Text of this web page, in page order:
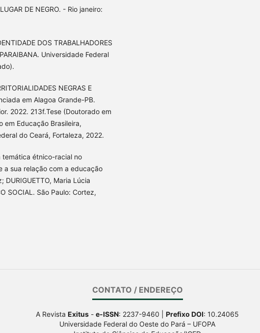
DE NEGRO. - Rio janeiro:
DOS TRABALHADORES
Universidade Federal
NEGRAS E
em Alagoa Grande-PB.
2022. 213f.Tese (Doutorado em
em Educação Brasileira,
do Ceará, Fortaleza, 2022.
temática étnico-racial no
a sua relação com a educação
DURIGUETTO, Maria Lúcia
SOCIAL. São Paulo: Cortez,
CONTATO / ENDEREÇO
A Revista Exitus - e-ISSN: 2237-9460 | Prefixo DOI: 10.24065
Universidade Federal do Oeste do Pará – UFOPA